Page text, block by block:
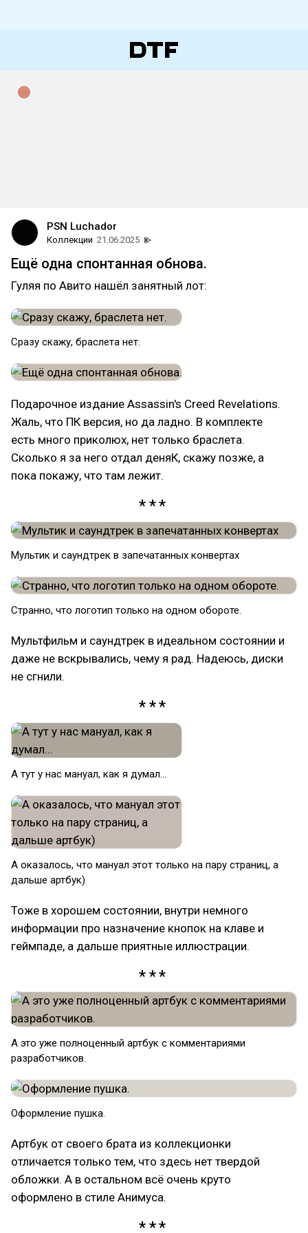
PSN Luchador
Коллекции 21.06.2025
Ещё одна спонтанная обнова.
Гуляя по Авито нашёл занятный лот:
Сразу скажу, браслета нет.
Подарочное издание Assassin's Creed Revelations.
Жаль, что ПК версия, но да ладно. В комплекте
есть много приколюх, нет только браслета.
Сколько я за него отдал деняК, скажу позже, а
пока покажу, что там лежит.
Мультик и саундтрек в запечатанных конвертах
Странно, что логотип только на одном обороте.
Мультфильм и саундтрек в идеальном состоянии и
даже не вскрывались, чему я рад. Надеюсь, диски
не сгнили.
А тут у нас мануал, как я думал...
А оказалось, что мануал этот только на пару страниц, а
дальше артбук)
Тоже в хорошем состоянии, внутри немного
информации про назначение кнопок на клаве и
геймпаде, а дальше приятные иллюстрации.
А это уже полноценный артбук с комментариями
разработчиков.
Оформление пушка.
Артбук от своего брата из коллекционки
отличается только тем, что здесь нет твердой
обложки. А в остальном всё очень круто
оформлено в стиле Анимуса.